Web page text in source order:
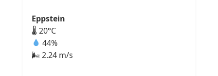
Eppstein
🌡 20°C
44%
🌬 2.24 m/s